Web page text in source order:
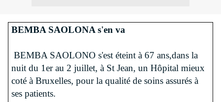
BEMBA SAOLONA s'en va
BEMBA SAOLONO s'est éteint à 67 ans,dans la
nuit du 1er au 2 juillet, à St Jean, un Hôpital mieux
coté à Bruxelles, pour la qualité de soins assurés à
ses patients.